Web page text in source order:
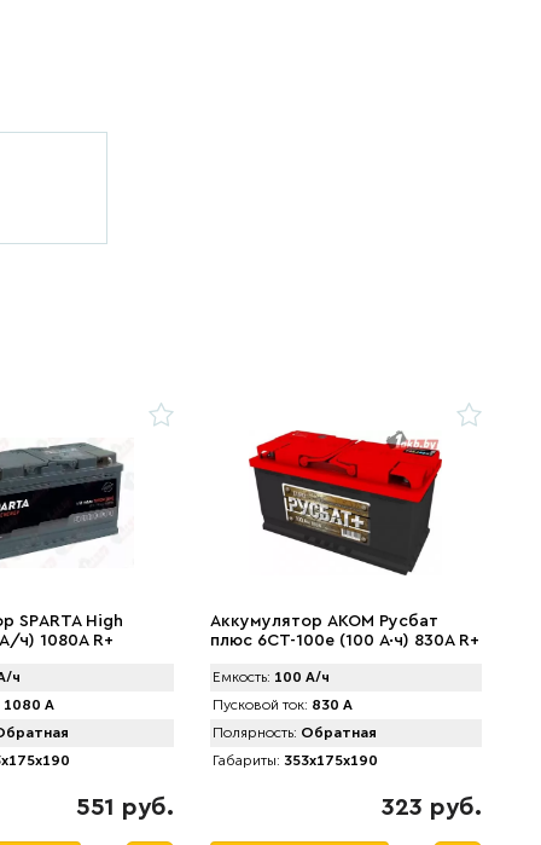
SPАRTA High
ч) 1080A R+
ч
1080 А
551 руб.
Аккумулятор AKOM Русбат
плюс 6СТ-100е (100 А·ч) 830A R+
Емкость: 100 А/ч
Пусковой ток: 830 А
Полярность: Обратная
Габариты: 353x175x190
323 руб.